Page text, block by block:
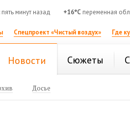
минут назад +16°C переменная
Спецпроект «Чистый воздух» Где
Новости Сюжеты
Досье